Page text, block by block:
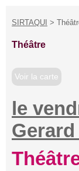
SIRTAQUI >
Théâtre
Voir la carte
le